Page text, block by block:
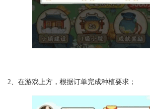
2、在游戏上方，根据订单完成种植要求；